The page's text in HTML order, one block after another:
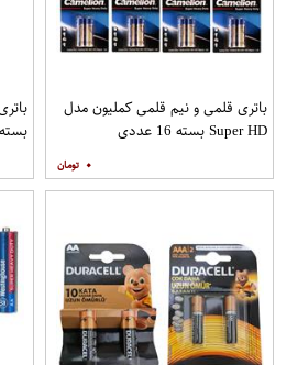
باتری قلمی و نیم قلمی کملیون مدل
Super HD بسته 16 عددی
۰
بسته 2 عددی